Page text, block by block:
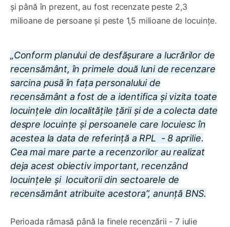
și până în prezent, au fost recenzate peste 2,3
milioane de persoane și peste 1,5 milioane de locuințe.
„Conform planului de desfășurare a lucrărilor de
recensământ, în primele două luni de recenzare
sarcina pusă în fața personalului de
recensământ a fost de a identifica și vizita toate
locuințele din localitățile țării și de a colecta date
despre locuințe și persoanele care locuiesc în
acestea la data de referință a RPL - 8 aprilie.
Cea mai mare parte a recenzorilor au realizat
deja acest obiectiv important, recenzând
locuințele și locuitorii din sectoarele de
recensământ atribuite acestora”, anunță BNS.
Perioada rămasă până la finele recenzării - 7 iulie